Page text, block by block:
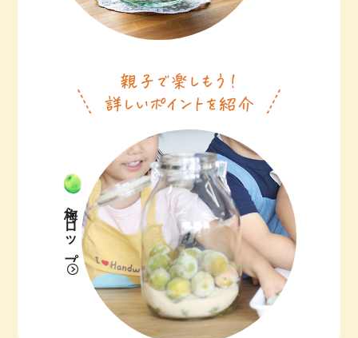
梅シロップ